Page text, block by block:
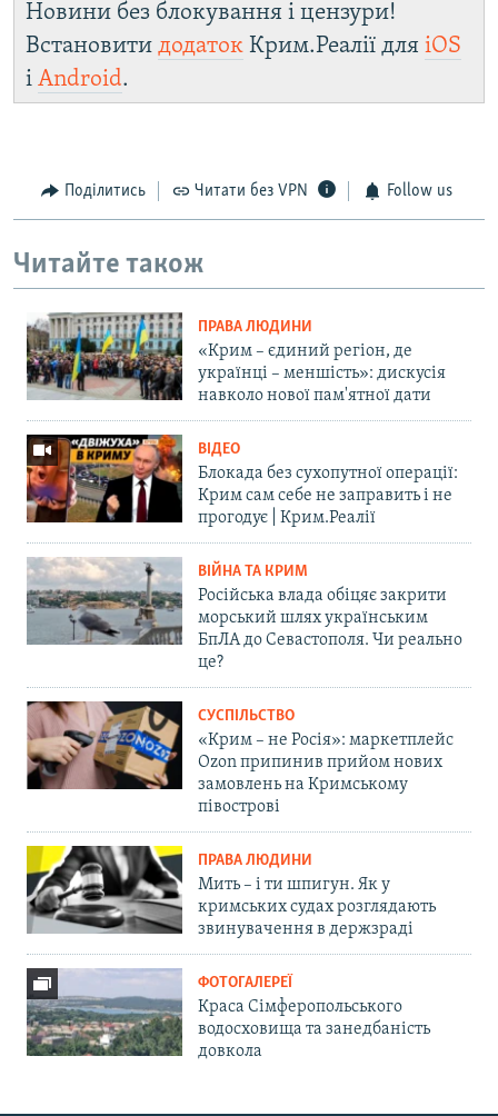
Новини без блокування і цензури!
Встановити додаток Крим.Реалії для iOS
і Android.
Поділитись Читати без VPN Follow us
Читайте також
ПРАВА ЛЮДИНИ
«Крим – єдиний регіон, де
українці – меншість»: дискусія
навколо нової пам'ятної дати
ВІДЕО
Блокада без сухопутної операції:
Крим сам себе не заправить і не
прогодує | Крим.Реалії
ВІЙНА ТА КРИМ
Російська влада обіцяє закрити
морський шлях українським
БпЛА до Севастополя. Чи реально
це?
СУСПІЛЬСТВО
«Крим – не Росія»: маркетплейс
Ozon припинив прийом нових
замовлень на Кримському
півострові
ПРАВА ЛЮДИНИ
Мить – і ти шпигун. Як у
кримських судах розглядають
звинувачення в держзраді
ФОТОГАЛЕРЕЇ
Краса Сімферопольського
водосховища та занедбаність
довкола